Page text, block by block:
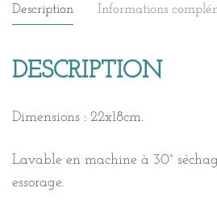
Nothing
doublée
rouge
Description Informations
DESCRIPTION
Dimensions : 22x18cm.
Lavable en machine à 30°
essorage.